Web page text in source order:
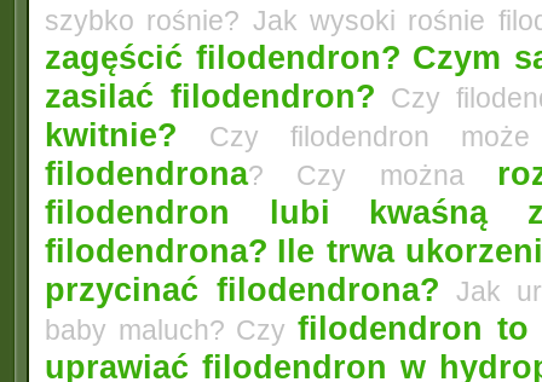
szybko rośnie? Jak wysoki rośnie
zagęścić filodendron? Czym
zasilać filodendron? Czy
kwitnie? Czy filodendron
filodendrona? Czy można
filodendron lubi kwaśną
filodendrona? Ile trwa
przycinać filodendrona? Jak
baby maluch? Czyfilodendron to
uprawiać filodendron w